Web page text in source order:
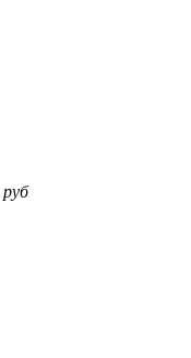
руб